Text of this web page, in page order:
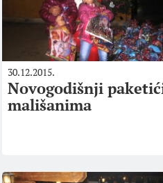
30.12.2015.
Novogodišnji
mališanima